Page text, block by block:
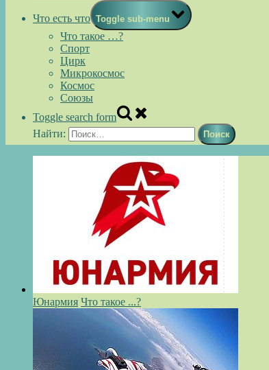
Что есть что Toggle sub-menu
Что такое …?
Спорт
Цирк
Микрокосмос
Космос
Союзы
Toggle search form
Найти:
Юнармия Что такое ...?